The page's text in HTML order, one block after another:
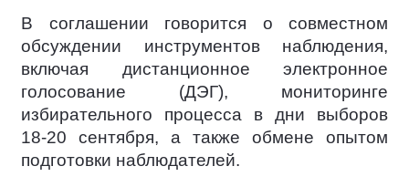
В соглашении говорится о совместном
обсуждении инструментов наблюдения,
включая дистанционное электронное
голосование (ДЭГ), мониторинге
избирательного процесса в дни выборов
18-20 сентября, а также обмене опытом
подготовки наблюдателей.